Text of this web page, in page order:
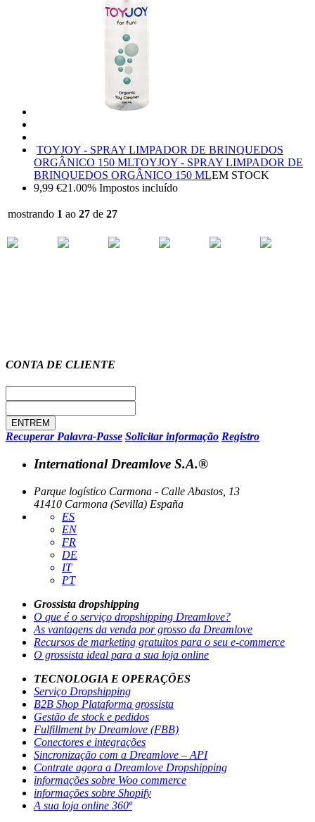
TOYJOY - SPRAY LIMPADOR DE BRINQUEDOS
ORGÂNICO 150 MLTOYJOY - SPRAY LIMPADOR DE
BRINQUEDOS ORGÂNICO 150 MLEM STOCK
9,99 €21.00% Impostos incluído
mostrando 1 ao 27 de 27
CONTA DE CLIENTE
Recuperar Palavra-Passe Solicitar informação Registro
International Dreamlove S.A.®
Parque logístico Carmona - Calle Abastos, 13
41410 Carmona (Sevilla) España
ES
EN
FR
DE
IT
PT
Grossista dropshipping
O que é o serviço dropshipping Dreamlove?
As vantagens da venda por grosso da Dreamlove
Recursos de marketing gratuitos para o seu e-commerce
O grossista ideal para a sua loja online
TECNOLOGIA E OPERAÇÕES
Serviço Dropshipping
B2B Shop Plataforma grossista
Gestão de stock e pedidos
Fulfillment by Dreamlove (FBB)
Conectores e integrações
Sincronização com a Dreamlove – API
Contrate agora a Dreamlove Dropshipping
informações sobre Woo commerce
informações sobre Shopify
A sua loja online 360º